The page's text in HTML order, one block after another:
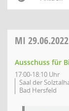
MI 29.06.2022
Ausschuss für
17:00-18:10 Uhr
Saal der
Bad Hersfeld